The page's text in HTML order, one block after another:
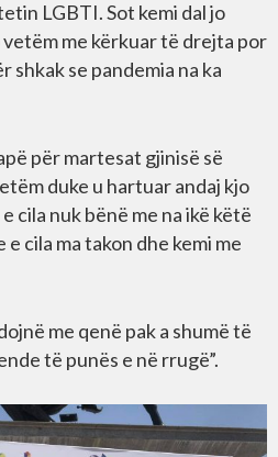
LGBTI. Sot kemi dal jo
me kërkuar të drejta por
shkak se pandemia na ka
për martesat gjinisë së
duke u hartuar andaj kjo
cila nuk bënë me na ikë këtë
cila ma takon dhe kemi me
me qenë pak a shumë të
të punës e në rrugë”.